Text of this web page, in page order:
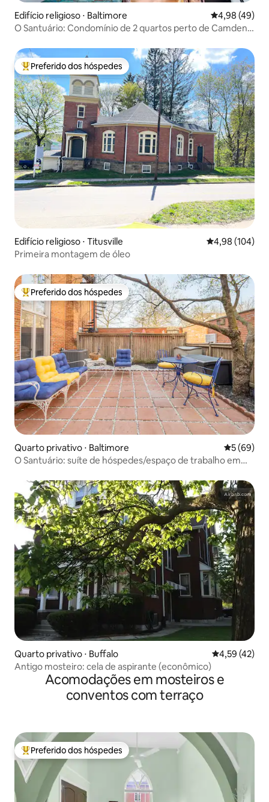
Edifício religioso ⋅ Baltimore 4,98 de uma
4,98 (49)
O Santuário: Condomínio de 2 quartos perto de Camden
Entre os melhores preferidos dos hóspedes
Preferido dos hóspedes
Edifício religioso ⋅ Titusville 4,98 de uma
4,98 (104)
Primeira montagem de óleo
Entre os melhores preferidos dos hóspedes
Preferido dos hóspedes
Quarto privativo ⋅ Baltimore 5 de uma
5 (69)
O Santuário: suíte de hóspedes/espaço de trabalho em
Quarto privativo ⋅ Buffalo 4,59 de uma
4,59 (42)
Antigo mosteiro: cela de aspirante (econômico)
Acomodações em mosteiros e
conventos com terraço
Entre os melhores preferidos dos hóspedes
Preferido dos hóspedes